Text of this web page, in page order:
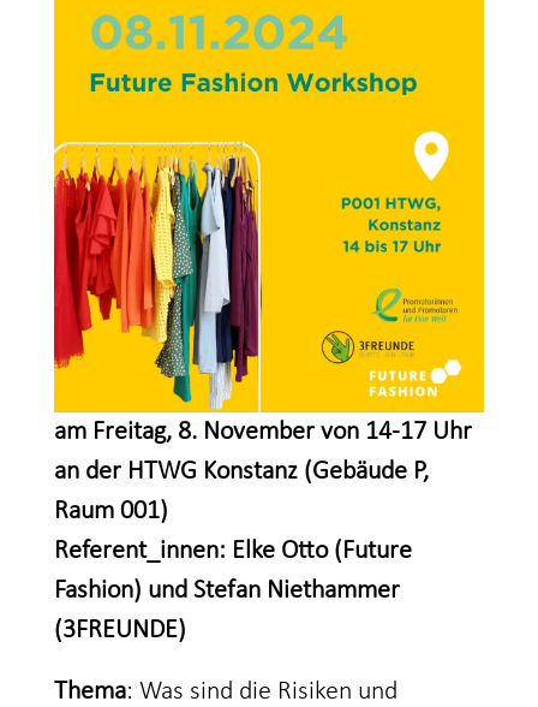
am Freitag, 8. November von 14-17 Uhr
an der HTWG Konstanz (Gebäude P,
Raum 001)
Referent_innen: Elke Otto (Future
Fashion) und Stefan Niethammer
(3FREUNDE)
Thema: Was sind die Risiken und